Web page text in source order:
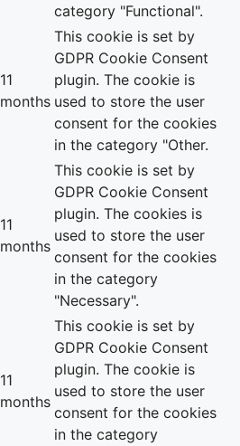
category "Functional".
11
months
This cookie is set by
GDPR Cookie Consent
plugin. The cookie is
used to store the user
consent for the cookies
in the category "Other.
11
months
This cookie is set by
GDPR Cookie Consent
plugin. The cookies is
used to store the user
consent for the cookies
in the category
"Necessary".
11
months
This cookie is set by
GDPR Cookie Consent
plugin. The cookie is
used to store the user
consent for the cookies
in the category